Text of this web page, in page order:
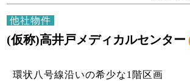
他社物件
(仮称)高井戸メディカルセンター
環状八号線沿いの希少な1階区画